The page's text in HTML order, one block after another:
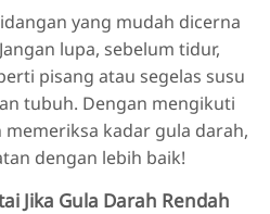
yang mudah dicerna
lupa, sebelum tidur,
pisang atau segelas susu
tubuh. Dengan mengikuti
kadar gula darah,
dengan lebih baik!
Jika Gula Darah Rendah